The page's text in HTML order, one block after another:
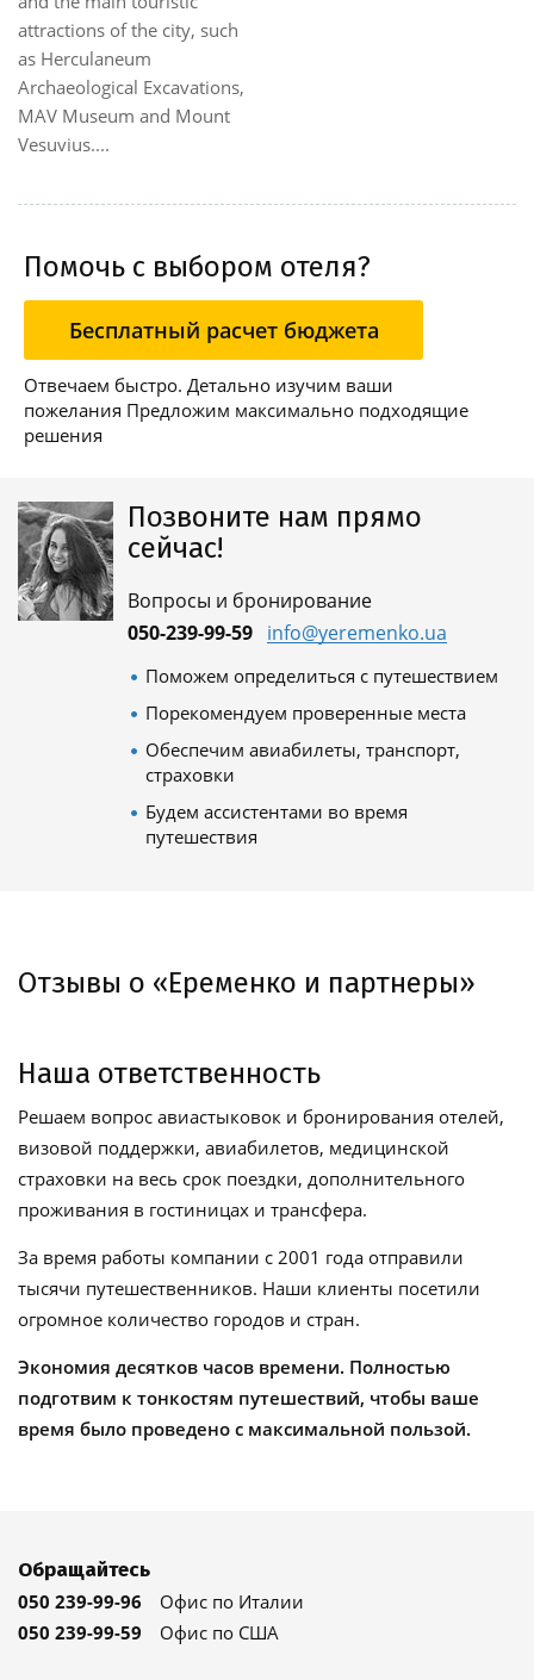
attractions of the city, such
as Herculaneum
Archaeological Excavations,
MAV Museum and Mount
Vesuvius....
Помочь с выбором отеля?
Бесплатный расчет бюджета
Отвечаем быстро. Детально изучим ваши
пожелания Предложим максимально подходящие
решения
Позвоните нам прямо
сейчас!
Вопросы и бронирование
050-239-99-59 info@yeremenko.ua
Поможем определиться с путешествием
Порекомендуем проверенные места
Обеспечим авиабилеты, транспорт,
страховки
Будем ассистентами во время
путешествия
Отзывы о «Еременко и партнеры»
Наша ответственность
Решаем вопрос авиастыковок и бронирования отелей,
визовой поддержки, авиабилетов, медицинской
страховки на весь срок поездки, дополнительного
проживания в гостиницах и трансфера.
За время работы компании с 2001 года отправили
тысячи путешественников. Наши клиенты посетили
огромное количество городов и стран.
Экономия десятков часов времени. Полностью
подготвим к тонкостям путешествий, чтобы ваше
время было проведено с максимальной пользой.
Обращайтесь
050 239-99-96
Офис по Италии
050 239-99-59
Офис по США